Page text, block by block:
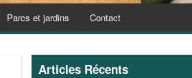
Parcs et jardins Contact
Articles Récents